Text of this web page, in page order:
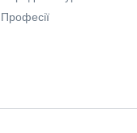
Професії